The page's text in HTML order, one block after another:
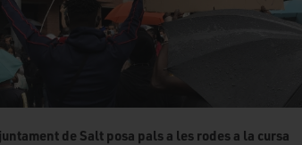
de Salt posa pals a les rodes a la cursa